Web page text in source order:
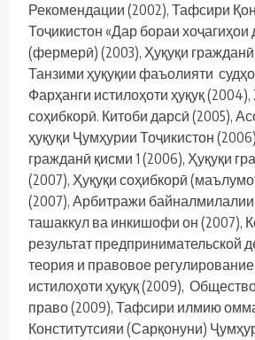
Рекомендации (2002), Тафсири
Тоҷикистон «Дар бораи хоҷагиҳои
(фермерӣ) (2003), Ҳуқуқи
Танзими ҳуқуқии фаъолияти
Фарҳанги истилоҳоти ҳуқуқ (2004),
соҳибкорӣ. Китоби дарсӣ (2005),
ҳуқуқи Ҷумҳурии Тоҷикистон
гражданӣ қисми 1 (2006), Ҳуқуқи
(2007), Ҳуқуқи соҳибкорӣ
(2007), Арбитражи байналмилалии
ташаккул ва инкишофи он (2007),
результат предпринимательской
теория и правовое
истилоҳоти ҳуқуқ (2009),
право (2009), Тафсири илмию
Конститутсияи (Сарқонуни)